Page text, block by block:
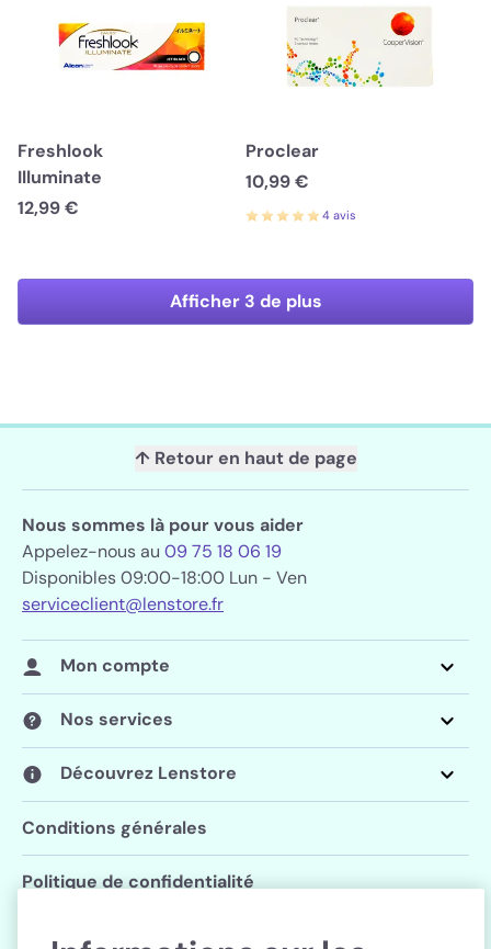
Freshlook
Illuminate
12,99 €
Proclear
10,99 €
4 avis
Afficher 3 de plus
↑ Retour en haut de page
Nous sommes là pour vous aider
Appelez-nous au 09 75 18 06 19
Disponibles 09:00-18:00 Lun - Ven
serviceclient@lenstore.fr
Mon compte
Nos services
Découvrez Lenstore
Conditions générales
Politique de confidentialité
Paramètres des cookies